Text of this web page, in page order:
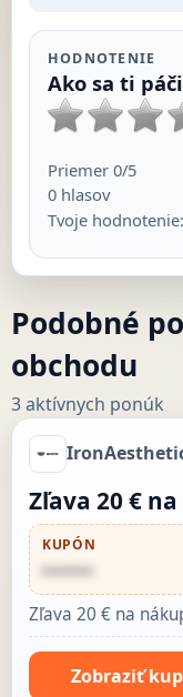
HODNOTENIE
Ako sa ti
Priemer 0/5
0hlasov
Tvoje hodnotenie:
Podobné
obchodu
3 aktívnych ponúk
Zľava 20 €
KUPÓN
••••••
Zľava 20 € na
Zobraziť